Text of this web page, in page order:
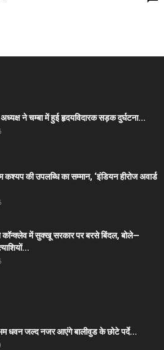
अध्यक्ष ने चम्बा में हुई हृदयविदारक सड़क दुर्घटना...
कश्यप की उपलब्धि का सम्मान, ‘इंडियन हीरोज अवार्ड
कॉन्क्लेव में सुक्खू सरकार पर बरसे बिंदल, बोले—
धवन जल्द नजर आएंगे बालीवुड के छोटे पर्दे...